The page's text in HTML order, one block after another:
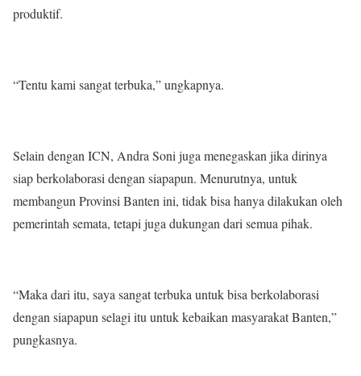
produktif.
“Tentu kami sangat terbuka,” ungkapnya.
Selain dengan ICN, Andra Soni juga menegaskan jika dirinya
siap berkolaborasi dengan siapapun. Menurutnya, untuk
membangun Provinsi Banten ini, tidak bisa hanya dilakukan oleh
pemerintah semata, tetapi juga dukungan dari semua pihak.
“Maka dari itu, saya sangat terbuka untuk bisa berkolaborasi
dengan siapapun selagi itu untuk kebaikan masyarakat Banten,”
pungkasnya.